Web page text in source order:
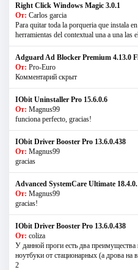
Right Click Windows Magic 3.0.1
От: Carlos garcia
Para quitar toda la porqueria que instala
herramientas del contextual una a una las
Adguard Ad Blocker Premium 4.13.0
От: Pro-Euro
Комментарий скрыт
IObit Uninstaller Pro 15.6.0.6
От: Magnus99
funciona perfecto, gracias!
IObit Driver Booster Pro 13.6.0.438
От: Magnus99
gracias
Advanced SystemCare Ultimate
От: Magnus99
gracias!
IObit Driver Booster Pro 13.6.0.438
От: coliza
У данной проги есть два преимущества
ноутбуки от стационарных (а дрова
2